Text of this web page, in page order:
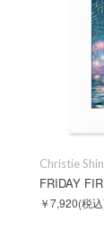
Christie
FRIDAY
￥7,920(税